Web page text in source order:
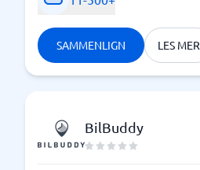
SAMMENLIGN LES MER
BilBuddy